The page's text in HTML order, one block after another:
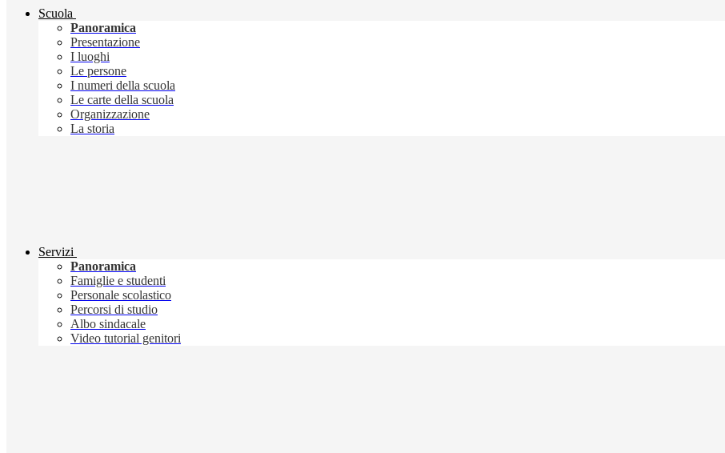
Scuola
Panoramica
Presentazione
I luoghi
Le persone
I numeri della scuola
Le carte della scuola
Organizzazione
La storia
Servizi
Panoramica
Famiglie e studenti
Personale scolastico
Percorsi di studio
Albo sindacale
Video tutorial genitori